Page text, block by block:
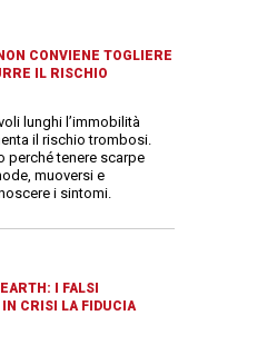
CONVIENE TOGLIERE
IL RISCHIO
lunghi l’immobilità
il rischio trombosi.
perché tenere scarpe
muoversi e
i sintomi.
I FALSI
CRISI LA FIDUCIA